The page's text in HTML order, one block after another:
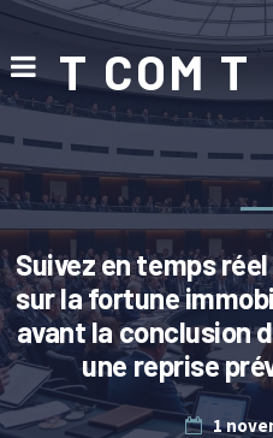
T COM T
Suivez en temps
sur la fortune
avant la conclusion
une reprise
1